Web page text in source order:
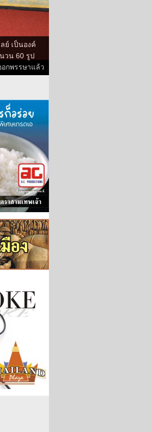
ย์ เป็นองค์
วน 60 รูป
กพรรษาแล้ว